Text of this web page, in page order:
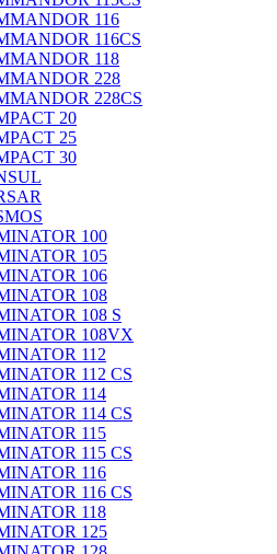
116
116CS
118
228
228CS
20
25
30
100
105
106
108
108 S
108VX
112
112 CS
114
114 CS
115
115 CS
116
116 CS
118
125